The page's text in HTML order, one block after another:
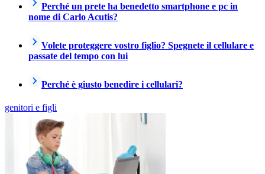
Perché un prete ha benedetto smartphone e pc in
nome di Carlo Acutis?
Volete proteggere vostro figlio? Spegnete il cellulare e
passate del tempo con lui
Perché è giusto benedire i cellulari?
genitori e figli